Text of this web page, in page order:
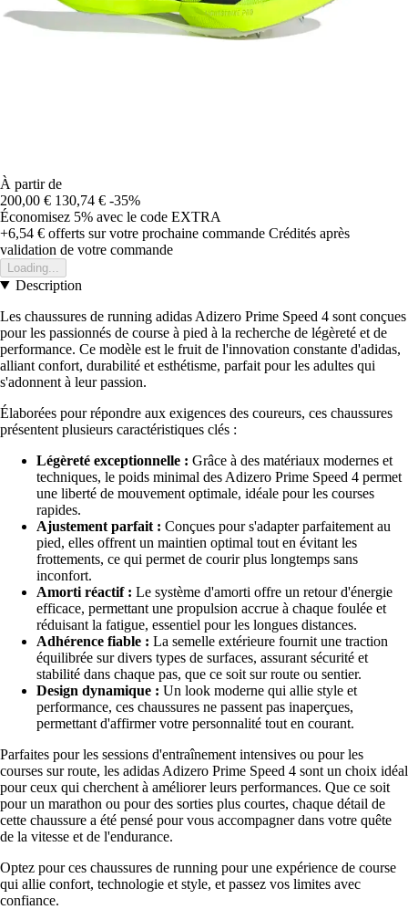
À partir de
200,00 € 130,74 € -35%
Économisez 5% avec le code EXTRA
+6,54 € offerts sur votre prochaine commande Crédités après
validation de votre commande
Loading...
Description
Les chaussures de running adidas Adizero Prime Speed 4 sont conçues
pour les passionnés de course à pied à la recherche de légèreté et de
performance. Ce modèle est le fruit de l'innovation constante d'adidas,
alliant confort, durabilité et esthétisme, parfait pour les adultes qui
s'adonnent à leur passion.
Élaborées pour répondre aux exigences des coureurs, ces chaussures
présentent plusieurs caractéristiques clés :
Légèreté exceptionnelle : Grâce à des matériaux modernes et
techniques, le poids minimal des Adizero Prime Speed 4 permet
une liberté de mouvement optimale, idéale pour les courses
rapides.
Ajustement parfait : Conçues pour s'adapter parfaitement au
pied, elles offrent un maintien optimal tout en évitant les
frottements, ce qui permet de courir plus longtemps sans
inconfort.
Amorti réactif : Le système d'amorti offre un retour d'énergie
efficace, permettant une propulsion accrue à chaque foulée et
réduisant la fatigue, essentiel pour les longues distances.
Adhérence fiable : La semelle extérieure fournit une traction
équilibrée sur divers types de surfaces, assurant sécurité et
stabilité dans chaque pas, que ce soit sur route ou sentier.
Design dynamique : Un look moderne qui allie style et
performance, ces chaussures ne passent pas inaperçues,
permettant d'affirmer votre personnalité tout en courant.
Parfaites pour les sessions d'entraînement intensives ou pour les
courses sur route, les adidas Adizero Prime Speed 4 sont un choix idéal
pour ceux qui cherchent à améliorer leurs performances. Que ce soit
pour un marathon ou pour des sorties plus courtes, chaque détail de
cette chaussure a été pensé pour vous accompagner dans votre quête
de la vitesse et de l'endurance.
Optez pour ces chaussures de running pour une expérience de course
qui allie confort, technologie et style, et passez vos limites avec
confiance.